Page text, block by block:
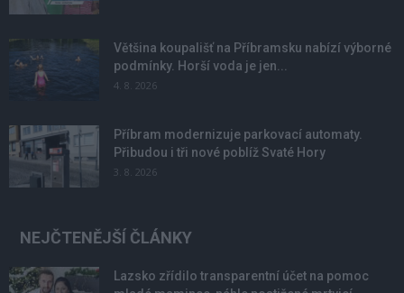
Většina koupališť na Příbramsku nabízí výborné
podmínky. Horší voda je jen...
4. 8. 2026
Příbram modernizuje parkovací automaty.
Přibudou i tři nové poblíž Svaté Hory
3. 8. 2026
NEJČTENĚJŠÍ ČLÁNKY
Lazsko zřídilo transparentní účet na pomoc